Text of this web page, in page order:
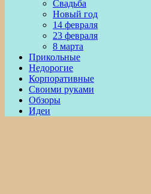
Свадьба
Новый год
14 февраля
23 февраля
8 марта
Прикольные
Недорогие
Корпоративные
Своими руками
Обзоры
Идеи